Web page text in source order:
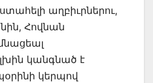
աղբիւրներու,
Հովնան
կանգնած է
կերպով